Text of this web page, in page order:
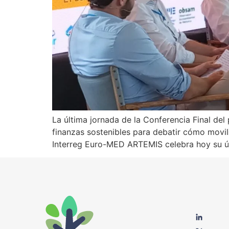
La última jornada de la Conferencia Final
finanzas sostenibles para debatir cómo
Interreg Euro-MED ARTEMIS celebra hoy